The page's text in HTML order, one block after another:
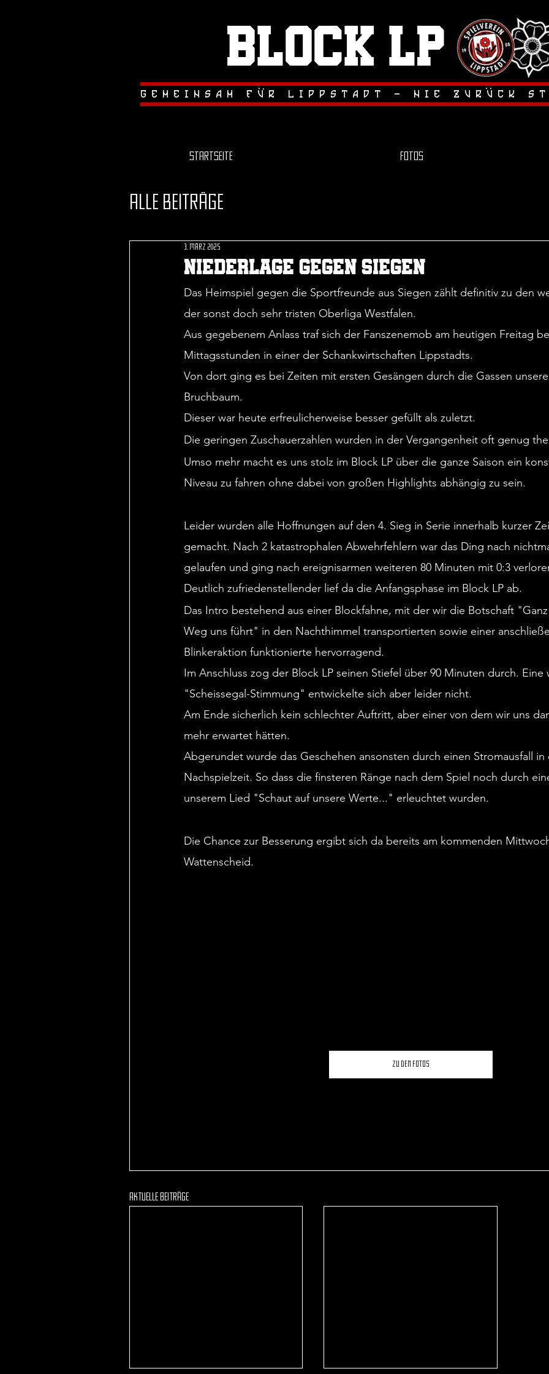
Das Erstrundenspiel im
unsere Elf bei
letztlich souverän für sich
mitgereisten Lippstädter
konnten am Rande des
diesen Bedingungen keine
sorgten aber für einen lockeren
Mit einem sehr ordentlichen
Zuschauern in der umgebauten
Während der Block LP in
nochmal ablieferte, gab es auf
Aufstieg hatten wir
Vormonaten verspielt. Jetzt gilt
und dann wieder anzugreifen.
uns!
Zum Ende einer bescheiden
bei Temperaturen um die 30
Heimspiel verloren. Nach
Minuten. Abseits dessen
bei 30 Grad nur in der ersten
man im 2. Durchgang in den
umschaltete und immerhin zum
Nullnummer in Clarholz
So oft gestrauchelt und doch
Sonntag noch einmal die
Ein Sieg in Clarholz und der
Hand. Letztlich spiegelte
die insgesamt
Block LP
gemeinsam fur lippstadt - nie zuruck
.
.
..
Startseite Fotos
Alle Beiträge
niederlage gegen siegen
3. März 2025
Das Heimspiel gegen die Sportfreunde aus Siegen zählt definitiv zu den
der sonst doch sehr tristen Oberliga Westfalen.
Aus gegebenem Anlass traf sich der Fanszenemob am heutigen Freitag
Mittagsstunden in einer der Schankwirtschaften Lippstadts.
Von dort ging es bei Zeiten mit ersten Gesängen durch die Gassen
Bruchbaum.
Dieser war heute erfreulicherweise besser gefüllt als zuletzt.
Die geringen Zuschauerzahlen wurden in der Vergangenheit oft genug
Umso mehr macht es uns stolz im Block LP über die ganze Saison ein
Niveau zu fahren ohne dabei von großen Highlights abhängig zu sein.
Leider wurden alle Hoffnungen auf den 4. Sieg in Serie innerhalb kurzer
gemacht. Nach 2 katastrophalen Abwehrfehlern war das Ding nach
gelaufen und ging nach ereignisarmen weiteren 80 Minuten mit 0:3
Deutlich zufriedenstellender lief da die Anfangsphase im Block LP ab.
Das Intro bestehend aus einer Blockfahne, mit der wir die Botschaft
Weg uns führt" in den Nachthimmel transportierten sowie einer
Blinkeraktion funktionierte hervorragend.
Im Anschluss zog der Block LP seinen Stiefel über 90 Minuten durch. Eine
"Scheissegal-Stimmung" entwickelte sich aber leider nicht.
Am Ende sicherlich kein schlechter Auftritt, aber einer von dem wir uns
mehr erwartet hätten.
Abgerundet wurde das Geschehen ansonsten durch einen Stromausfall in
Nachspielzeit. So dass die finsteren Ränge nach dem Spiel noch durch
unserem Lied "Schaut auf unsere Werte..." erleuchtet wurden.
Die Chance zur Besserung ergibt sich da bereits am kommenden
Wattenscheid.
Zu den Fotos
Aktuelle Beiträge